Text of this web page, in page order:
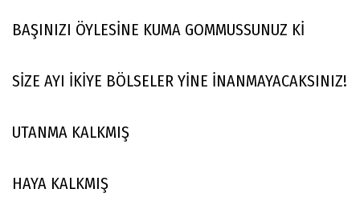
BAŞINIZI ÖYLESİNE KUMA GOMMUSSUNUZ Kİ
SİZE AYI İKİYE BÖLSELER YİNE İNANMAYACAKSINIZ!
UTANMA KALKMIŞ
HAYA KALKMIŞ